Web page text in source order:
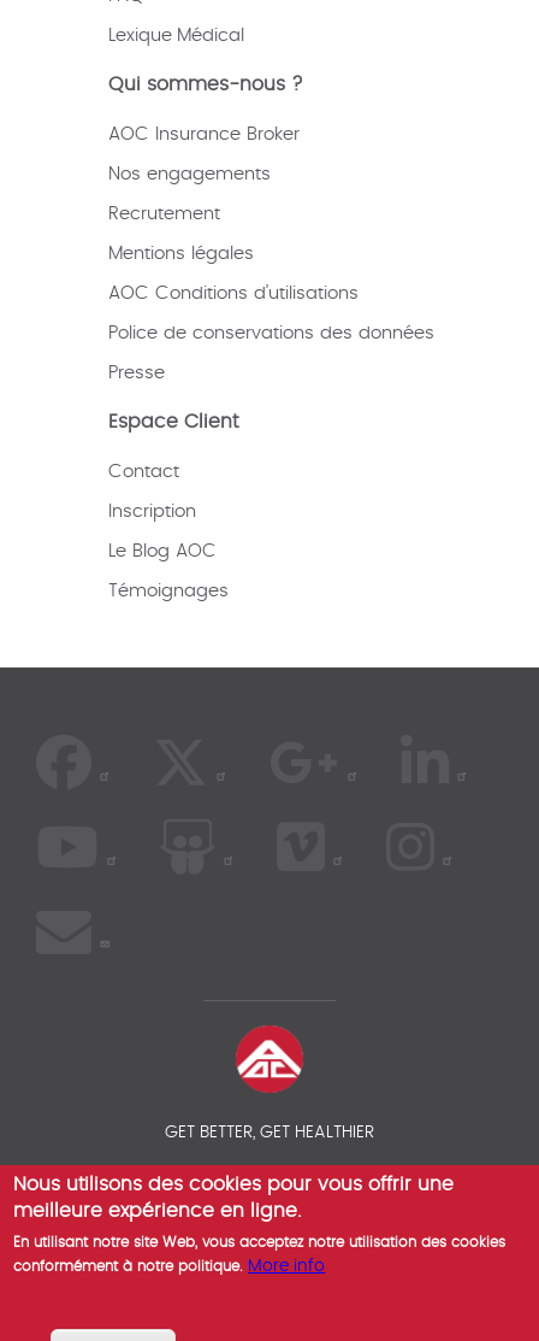
Lexique Médical
Qui sommes-nous ?
AOC Insurance Broker
Nos engagements
Recrutement
Mentions légales
AOC Conditions d’utilisations
Police de conservations des données
Presse
Espace Client
Contact
Inscription
Le Blog AOC
Témoignages
GET BETTER, GET HEALTHIER
© 2026 COMPAREZ VOS ASSURANCES SANTÉ EXPATRIÉS - AOC
INSURANCE BROKER
Nous utilisons des cookies pour vous offrir une
meilleure expérience en ligne.
En utilisant notre site Web, vous acceptez notre utilisation des cookies
conformément à notre politique. More info